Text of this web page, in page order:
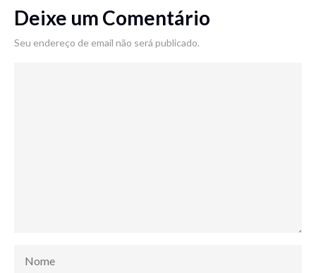
Deixe um Comentário
Seu endereço de email não será publicado.